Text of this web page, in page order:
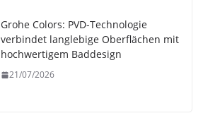
Grohe Colors: PVD-Technologie
verbindet langlebige Oberflächen mit
hochwertigem Baddesign
21/07/2026